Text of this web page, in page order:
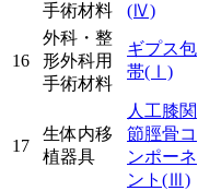
手術材料
(Ⅳ)
16
外科・整
形外科用
手術材料
ギプス包
帯(Ⅰ)
17
生体内移
植器具
人工膝関
節脛骨コ
ンポーネ
ント (Ⅲ)